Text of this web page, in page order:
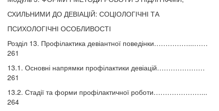
СХИЛЬНИМИ ДО ДЕВІАЦІЙ: СОЦІОЛОГІЧНІ ТА
ПСИХОЛОГІЧНІ ОСОБЛИВОСТІ
Розділ 13. Профілактика девіантної поведінки……………...……
261
13.1. Основні напрямки профілактики девіацій…………………
261
13.2. Стадії та форми профілактичної роботи…………………...
264